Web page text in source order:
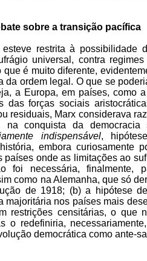
sobre a transição pacífica
restrita à possibilidade
universal, contra
é muito diferente,
da ordem legal. O que se
a Europa, em países, como
das forças sociais
residuais, Marx considerava
na conquista da democracia
indispensável,
embora curiosamente
países onde as limitações ao
foi necessária, finalmente,
como na Alemanha, que só
de 1918; (b) a hipótese
majoritária nos países mais
restrições censitárias, o que
o redefiniria,
democrática como ante-